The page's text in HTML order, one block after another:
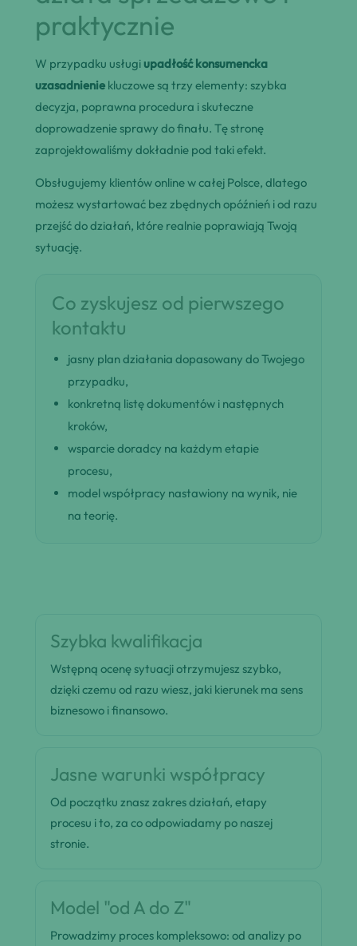
praktycznie
W przypadku usługi upadłość konsumencka
uzasadnienie kluczowe są trzy elementy: szybka
decyzja, poprawna procedura i skuteczne
doprowadzenie sprawy do finału. Tę stronę
zaprojektowaliśmy dokładnie pod taki efekt.
Obsługujemy klientów online w całej Polsce, dlatego
możesz wystartować bez zbędnych opóźnień i od razu
przejść do działań, które realnie poprawiają Twoją
sytuację.
Co zyskujesz od pierwszego
kontaktu
jasny plan działania dopasowany do Twojego
przypadku,
konkretną listę dokumentów i następnych
kroków,
wsparcie doradcy na każdym etapie
procesu,
model współpracy nastawiony na wynik, nie
na teorię.
Szybka kwalifikacja
Wstępną ocenę sytuacji otrzymujesz szybko,
dzięki czemu od razu wiesz, jaki kierunek ma sens
biznesowo i finansowo.
Jasne warunki współpracy
Od początku znasz zakres działań, etapy
procesu i to, za co odpowiadamy po naszej
stronie.
Model "od A do Z"
Prowadzimy proces kompleksowo: od analizy po